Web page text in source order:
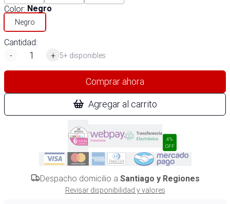
Color: Negro
Negro
Cantidad:
-
+ 5+ disponibles
Comprar ahora
Agregar al carrito
4%
OFF
Despacho domicilio a Santiago y Regiones
Revisar disponibilidad y valores